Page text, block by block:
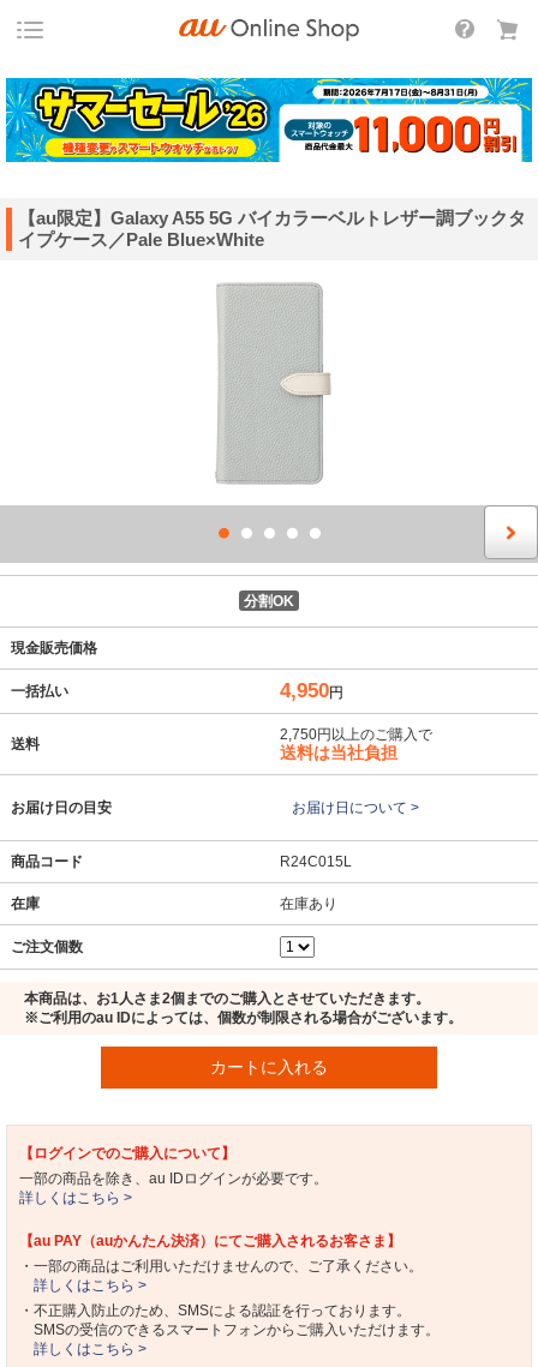
【au限定】Galaxy A55 5G バイカラーベルトレザー調ブックタ
イプケース／Pale Blue×White
分割OK
現金販売価格
一括払い 4,950円
送料
2,750円以上のご購入で
送料は当社負担
お届け日の目安 お届け日について >
商品コード R24C015L
在庫 在庫あり
ご注文個数
本商品は、お1人さま2個までのご購入とさせていただきます。
※ご利用のau IDによっては、個数が制限される場合がございます。
カートに入れる
【ログインでのご購入について】
一部の商品を除き、au IDログインが必要です。
詳しくはこちら >
【au PAY（auかんたん決済）にてご購入されるお客さま】
・一部の商品はご利用いただけませんので、ご了承ください。
詳しくはこちら >
・不正購入防止のため、SMSによる認証を行っております。
SMSの受信のできるスマートフォンからご購入いただけます。
詳しくはこちら >